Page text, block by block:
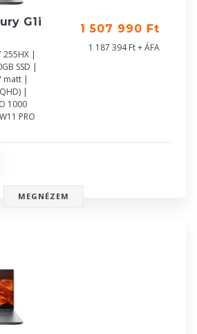
G1i
255HX |
SSD |
matt |
|
1000
PRO
1 507 990 Ft
1 187 394 Ft + ÁFA
MEGNÉZEM